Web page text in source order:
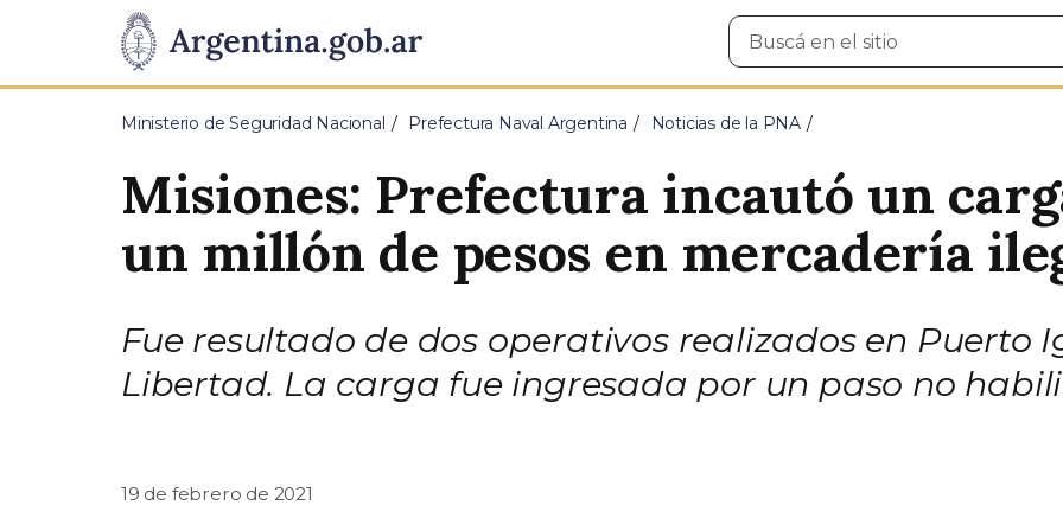
Presidencia
de
Pasar al contenido principal
Buscar
en
Ministerio de Seguridad Nacional Prefectura Naval Argentina Noticias de la PNA
Misiones: Prefectura incautó un
un millón de pesos en mercadería
Fue resultado de dos operativos realizados en Puerto
Libertad. La carga fue ingresada por un paso no
19 de febrero de 2021